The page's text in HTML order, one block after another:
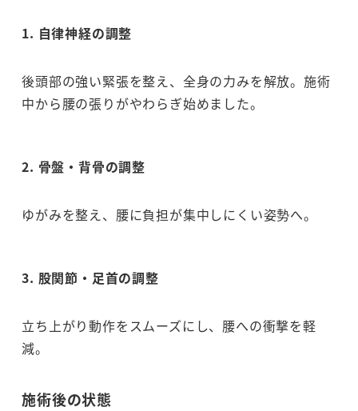
1. 自律神経の調整
後頭部の強い緊張を整え、全身の力みを解放。施術
中から腰の張りがやわらぎ始めました。
2. 骨盤・背骨の調整
ゆがみを整え、腰に負担が集中しにくい姿勢へ。
3. 股関節・足首の調整
立ち上がり動作をスムーズにし、腰への衝撃を軽
減。
施術後の状態